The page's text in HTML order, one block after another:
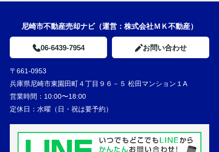
尼崎市不動産売却ナビ（運営：株式会社ＭＫ不動産）
06-6439-7954 お問い合わせ
〒661-0953
兵庫県尼崎市東園田町４丁目９６－５ 松田マンション１A
営業時間： 10:00〜18:00
定休日： 水曜（日・祝は要予約）